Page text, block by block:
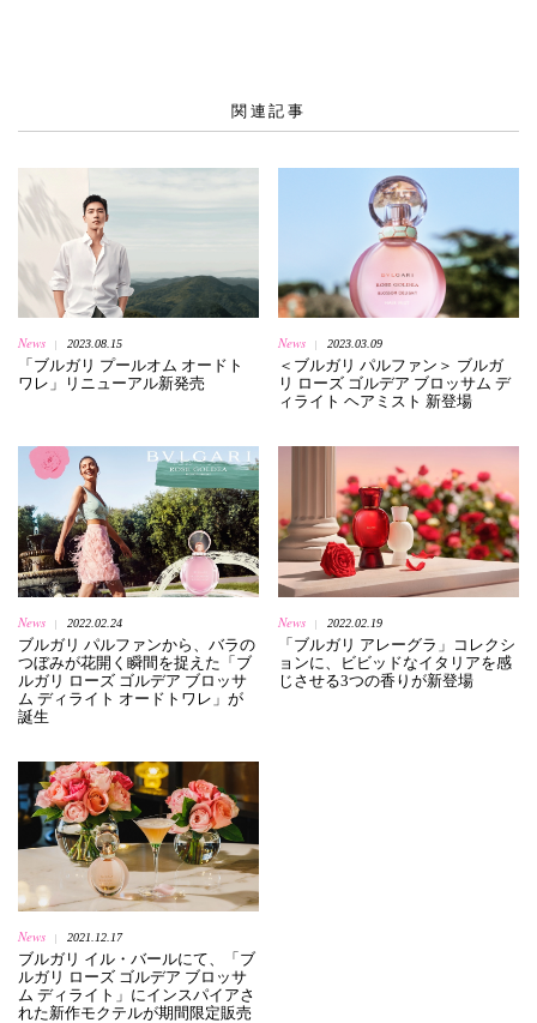
関連記事
News 2023.08.15
「ブルガリ プールオム オードト
ワレ」リニューアル新発売
News 2023.03.09
＜ブルガリ パルファン＞ ブルガ
リ ローズ ゴルデア ブロッサム デ
ィライト ヘアミスト 新登場
News 2022.02.24
ブルガリ パルファンから、バラの
つぼみが花開く瞬間を捉えた「ブ
ルガリ ローズ ゴルデア ブロッサ
ム ディライト オードトワレ」が
誕生
News 2022.02.19
「ブルガリ アレーグラ」コレクシ
ョンに、ビビッドなイタリアを感
じさせる3つの香りが新登場
News 2021.12.17
ブルガリ イル・バールにて、「ブ
ルガリ ローズ ゴルデア ブロッサ
ム ディライト」にインスパイアさ
れた新作モクテルが期間限定販売